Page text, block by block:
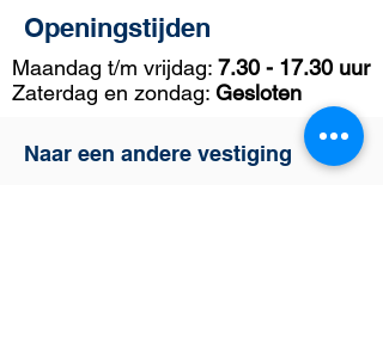
Openingstijden
Maandag t/m vrijdag: 7.30 - 17.30 uur
Zaterdag en zondag: Gesloten
Naar een andere vestiging